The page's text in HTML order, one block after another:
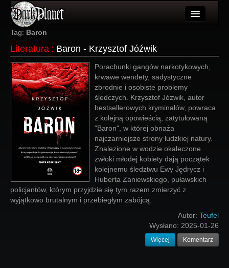
Artykuły
Użytkownicy
Wydarzenia
Galeria
Forum
Więcej
Login
Tag: Baron
Literatura : Baron - Krzysztof Jóźwik
Porachunki gangów narkotykowych,
krwawe wendety, sadystyczne
zbrodnie i osobiste problemy
śledczych. Krzysztof Józwik, autor
bestsellerowych kryminałów, powraca
z kolejną opowieścią, zatytułowaną
"Baron", w której obnaża
najczarniejsze strony ludzkiej natury.
Znalezione w wodzie okaleczone
zwłoki młodej kobiety dają początek
kolejnemu śledztwu Ewy Jędrycz i
Huberta Zaniewskiego, puławskich
policjantów, którym przyjdzie się tym razem zmierzyć z
wyjątkowo brutalnym i przebiegłym zabójcą.
Autor: Teufel
Wysłano: 2025-01-26
Więcej Komentarz